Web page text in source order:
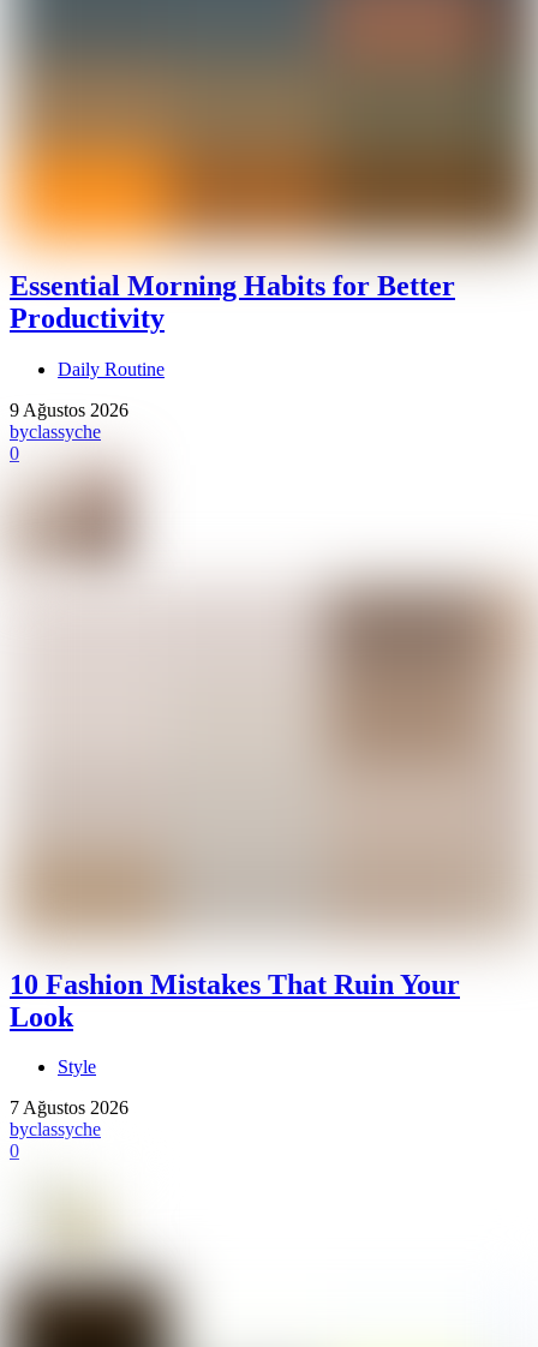
Essential Morning Habits for Better
Productivity
Daily Routine
9 Ağustos 2026
byclassyche
0
10 Fashion Mistakes That Ruin Your
Look
Style
7 Ağustos 2026
byclassyche
0